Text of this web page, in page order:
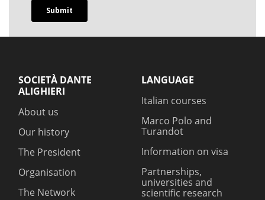
SOCIETÀ DANTE
ALIGHIERI
About us
Our history
The President
Organisation
The Network
LANGUAGE
Italian courses
Marco Polo and
Turandot
Information on visa
Partnerships,
universities and
scientific research